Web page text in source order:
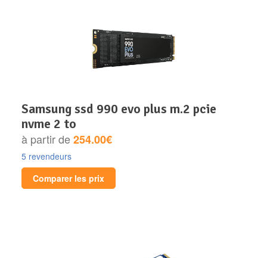
samsung ssd 990 evo plus m.2 pcie
nvme 2 to
à partir de254.00€
5 revendeurs
Comparer les prix